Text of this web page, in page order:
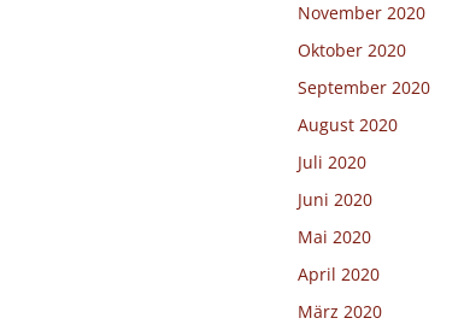
November 2020
Oktober 2020
September 2020
August 2020
Juli 2020
Juni 2020
Mai 2020
April 2020
März 2020